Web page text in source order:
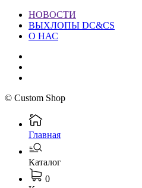
НОВОСТИ
ВЫХЛОПЫ DC&CS
О НАС
© Custom Shop
Главная
Каталог
0